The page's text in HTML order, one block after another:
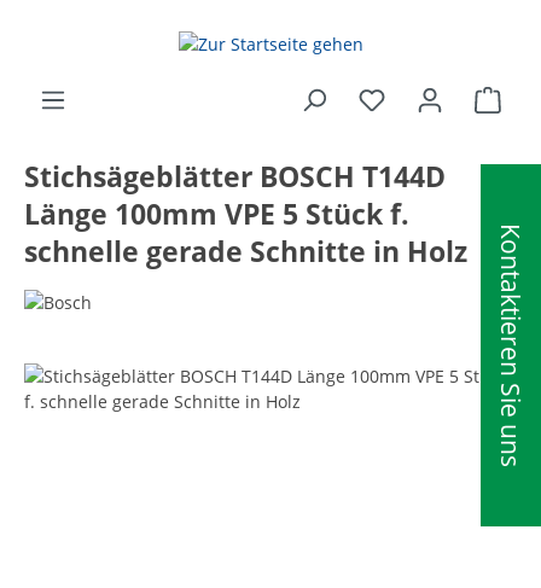
Kontaktieren Sie uns
Stichsägeblätter BOSCH T144D
Länge 100mm VPE 5 Stück f.
schnelle gerade Schnitte in Holz
Bildergalerie überspringen